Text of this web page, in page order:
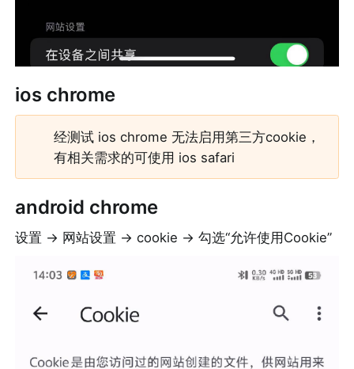
ios chrome
经测试 ios chrome 无法启用第三方cookie，
有相关需求的可使用 ios safari
android chrome
设置 -> 网站设置 -> cookie -> 勾选“允许使用Cookie”